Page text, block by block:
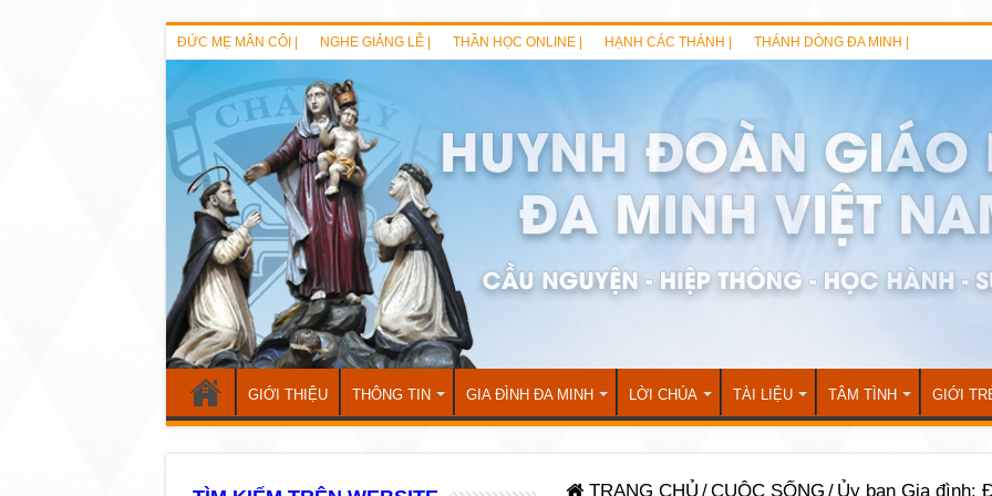
ĐỨC MẸ MÂN CÔI | NGHE GIẢNG LỄ | THẦN HỌC ONLINE | HẠNH CÁC THÁNH | THÁNH DÒNG ĐA MINH |
GIỚI THIỆU THÔNG TIN GIA ĐÌNH ĐA MINH LỜI CHÚA TÀI LIỆU TÂM TÌNH GIỚI
TRANG CHỦ /CUỘC SỐNG / Ủy ban Gia đình: